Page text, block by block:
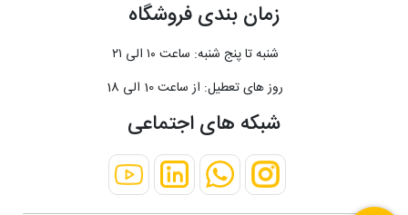
زمان بندی فروشگاه
شنبه تا پنج شنبه: ساعت ۱۰ الی ۲۱
روز های تعطیل: از ساعت 10 الی 18
شبکه های اجتماعی